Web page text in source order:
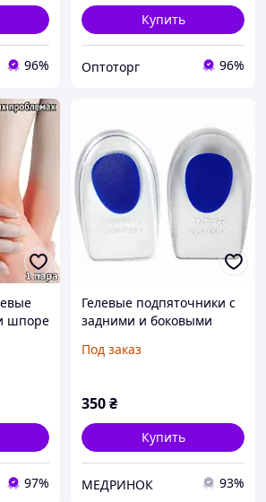
96%
Купить
Оптоторг 96%
шпоре
97%
Гелевые подпяточники с
задними и боковыми
(чашеобразные).
Под заказ
350₴
Купить
МЕДРИНОК 93%